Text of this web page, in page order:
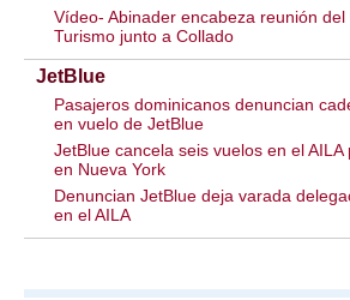
Vídeo- Abinader encabeza reunión
Turismo junto a Collado
JetBlue
Pasajeros dominicanos denuncian
en vuelo de JetBlue
JetBlue cancela seis vuelos en el
en Nueva York
Denuncian JetBlue deja varada
en el AILA